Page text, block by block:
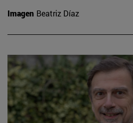
Imagen Beatriz Díaz